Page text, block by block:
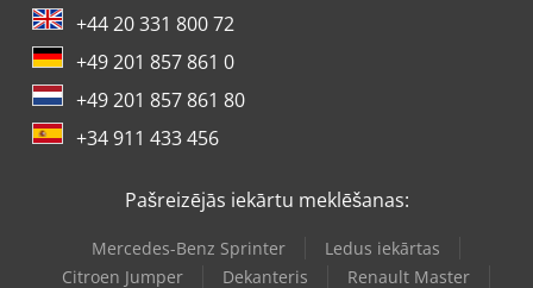
+44 20 331 800 72
+49 201 857 861 0
+49 201 857 861 80
+34 911 433 456
Pašreizējās iekārtu meklēšanas:
Mercedes-Benz Sprinter
Ledus iekārtas
Citroen Jumper
Dekanteris
Renault Master